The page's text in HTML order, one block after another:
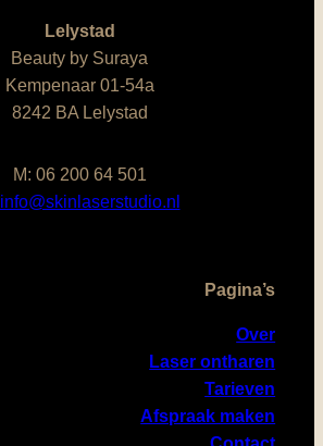
Lelystad
Beauty by Suraya
Kempenaar 01-54a
8242 BA Lelystad
M: 06 200 64 501
info@skinlaserstudio.nl
Pagina’s
Over
Laser ontharen
Tarieven
Afspraak maken